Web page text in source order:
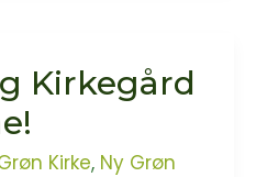
Kirkegård
Kirke, Ny Grøn